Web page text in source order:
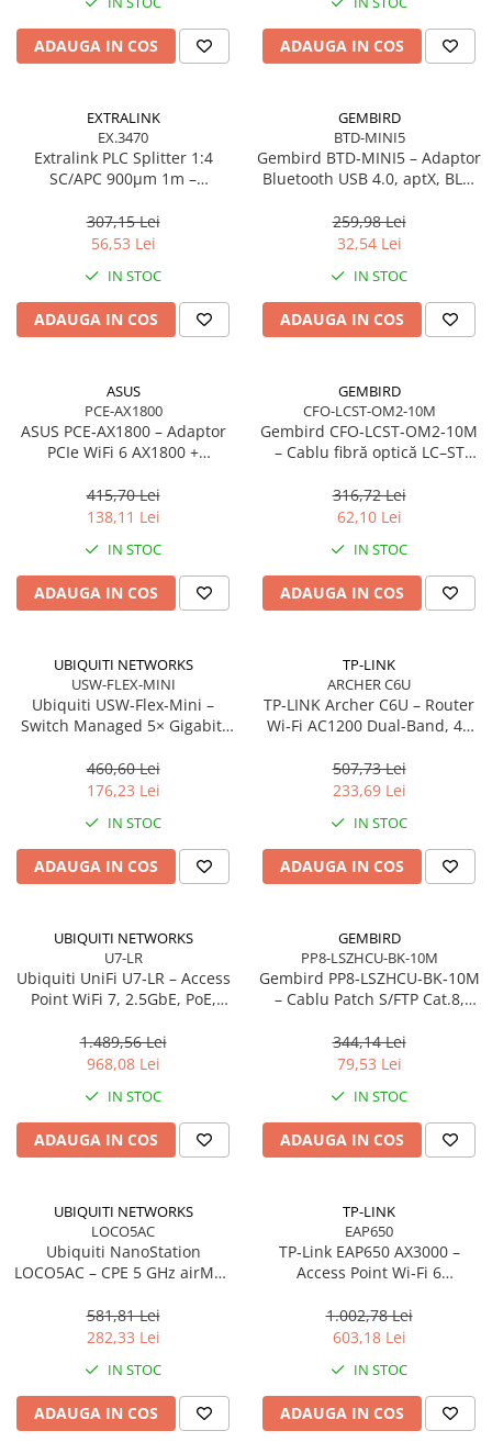
ADAUGA IN COS ADAUGA IN COS
EXTRALINK
EX.3470
Extralink PLC Splitter 1:4
SC/APC 900µm 1m –
307,15 Lei
56,53 Lei
IN STOC
ADAUGA IN COS
GEMBIRD
BTD-MINI5
Gembird BTD‑MINI5 – Adaptor
Bluetooth USB 4.0, aptX, BLE,
259,98 Lei
32,54 Lei
IN STOC
ADAUGA IN COS
ASUS
PCE-AX1800
ASUS PCE‑AX1800 – Adaptor
PCIe WiFi 6 AX1800 +
antene
415,70 Lei
138,11 Lei
IN STOC
ADAUGA IN COS
GEMBIRD
CFO-LCST-OM2-10M
Gembird CFO‑LCST‑OM2‑10M
– Cablu fibră optică LC–ST
m, Orange
316,72 Lei
62,10 Lei
IN STOC
ADAUGA IN COS
UBIQUITI NETWORKS
USW-FLEX-MINI
Ubiquiti USW‑Flex‑Mini –
Switch Managed 5× Gigabit,
460,60 Lei
176,23 Lei
IN STOC
ADAUGA IN COS
TP-LINK
ARCHER C6U
TP‑LINK Archer C6U – Router
Wi‑Fi AC1200 Dual‑Band, 4×
MU‑MIMO, Beamforming, VPN
Server
507,73 Lei
233,69 Lei
IN STOC
ADAUGA IN COS
UBIQUITI NETWORKS
U7-LR
Ubiquiti UniFi U7‑LR – Access
Point WiFi 7, 2.5GbE, PoE,
1.489,56 Lei
968,08 Lei
IN STOC
ADAUGA IN COS
GEMBIRD
PP8-LSZHCU-BK-10M
Gembird PP8‑LSZHCU‑BK‑10M
– Cablu Patch S/FTP Cat.8,
344,14 Lei
79,53 Lei
IN STOC
ADAUGA IN COS
UBIQUITI NETWORKS
LOCO5AC
Ubiquiti NanoStation
LOCO5AC – CPE 5 GHz airMAX
Outdoor
581,81 Lei
282,33 Lei
IN STOC
ADAUGA IN COS
TP-LINK
EAP650
TP‑Link EAP650 AX3000 –
Access Point Wi‑Fi 6
Mount, PoE+, Omada SDN
1.002,78 Lei
603,18 Lei
IN STOC
ADAUGA IN COS